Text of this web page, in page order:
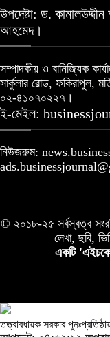
উপদেষ্টা: ড.
আহমেদ।
সম্পাদকীয় ও বানিজ্যিক
সার্কুলার রোড, ফকিরাপুল,
০২-৪১০৭০২২৭।
ই-মেইল:
নিউজরুম:
© ২০১৮-২৫ সর্বস্বত্ব
লেখা, ছবি,
একটি 'এইচকে
তত্ত্বাবধায়ক সরকার